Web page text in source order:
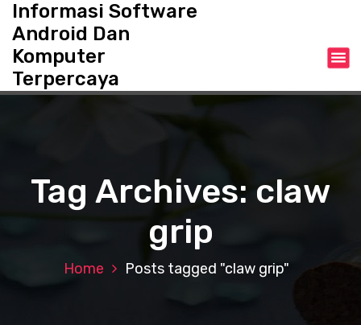
o
Informasi Software
Android Dan
Komputer
Terpercaya
Tag Archives: claw
grip
Home Posts tagged "claw grip"